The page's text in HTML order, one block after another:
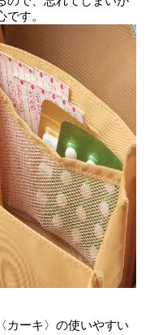
す。
カーキ〉の使いやすい